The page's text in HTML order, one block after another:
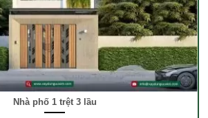
Nhà phố 1 trệt 3 lầu